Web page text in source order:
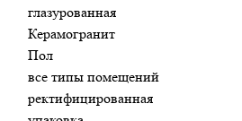
глазурованная
Керамогранит
Пол
все типы помещений
ректифицированная